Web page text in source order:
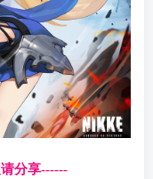
分享------